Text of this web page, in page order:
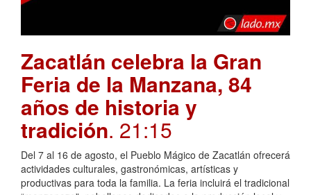
Zacatlán celebra la Gran
Feria de la Manzana, 84
años de historia y
tradición. 21:15
Del 7 al 16 de agosto, el Pueblo Mágico de Zacatlán ofrecerá
actividades culturales, gastronómicas, artísticas y
productivas para toda la familia. La feria incluirá el tradicional